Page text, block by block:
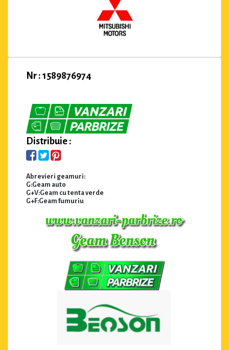
Nr : 1589876974
Distribuie :
Abrevieri geamuri:
G:Geam auto
G+V:Geam cu tenta verde
G+F:Geam fumuriu